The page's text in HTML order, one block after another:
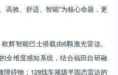
高效、舒适、智能”为核心命题，更
辉智能巴士搭载由6颗激光雷达、
全维度感知系统，结合福田自研融
碍物；128线车规级半固态雷达的